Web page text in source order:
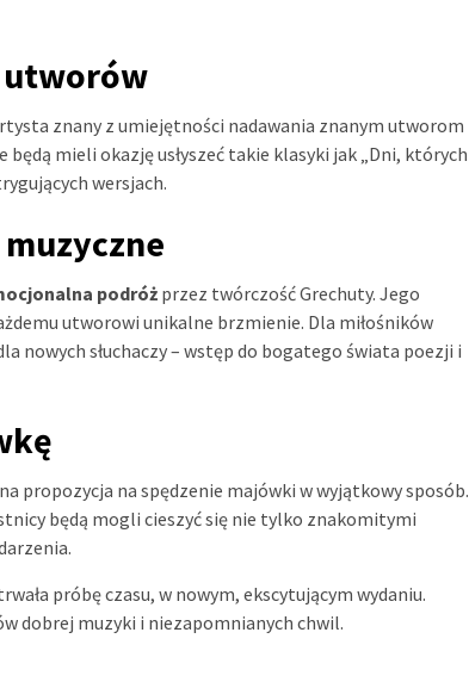
utworów
znany z umiejętności nadawania znanym utworom
mieli okazję usłyszeć takie klasyki jak „Dni, których
wersjach.
podróż przez twórczość Grechuty. Jego
utworowi unikalne brzmienie. Dla miłośników
nowych słuchaczy – wstęp do bogatego świata poezji i
propozycja na spędzenie majówki w wyjątkowy sposób.
będą mogli cieszyć się nie tylko znakomitymi
próbę czasu, w nowym, ekscytującym wydaniu.
dobrej muzyki i niezapomnianych chwil.